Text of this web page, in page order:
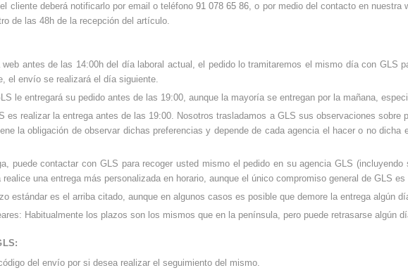
cliente deberá notificarlo por email o teléfono91 078 65 86, o por medio del contacto en nuestra
de las 48h de la recepción del artículo.
antes de las 14:00h del día laboral actual, el pedido lo tramitaremos el mismo día con GLS
el envío se realizará el día siguiente.
le entregará su pedido antes de las 19:00, aunque la mayoría se entregan por la mañana,
es realizar la entrega antes de las 19:00. Nosotros trasladamos a GLS sus observaciones
la obligación de observar dichas preferencias y depende de cada agencia el hacer o no
puede contactar con GLS para recoger usted mismo el pedido en su agencia GLS
una entrega más personalizada en horario, aunque el único compromiso general de GLS
estándar es el arriba citado, aunque en algunos casos es posible que demore la entrega algún
Habitualmente los plazos son los mismos que en la península, pero puede retrasarse algún
del envío por si desea realizar el seguimiento del mismo.